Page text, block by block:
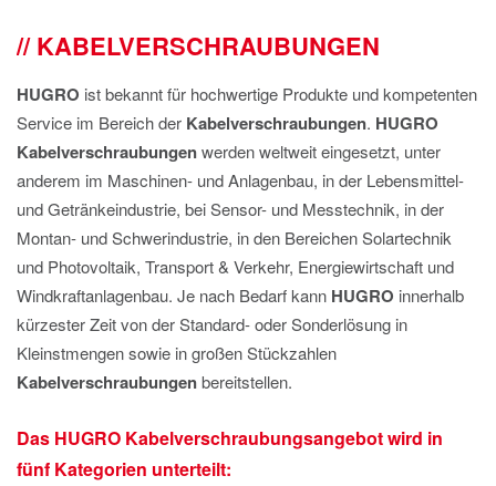
DATENSCHUTZ
KABELVERSCHRAUBUNGEN
HUGRO ist bekannt für hochwertige Produkte und kompetenten
Service im Bereich der Kabelverschraubungen. HUGRO
Kabelverschraubungenwerden weltweit eingesetzt, unter
anderem im Maschinen- und Anlagenbau, in der Lebensmittel-
und Getränkeindustrie, bei Sensor- und Messtechnik, in der
Montan- und Schwerindustrie, in den Bereichen Solartechnik
und Photovoltaik, Transport & Verkehr, Energiewirtschaft und
Windkraftanlagenbau. Je nach Bedarf kann HUGRO innerhalb
kürzester Zeit von der Standard- oder Sonderlösung in
Kleinstmengen sowie in großen Stückzahlen
Kabelverschraubungenbereitstellen.
Das HUGRO Kabelverschraubungsangebot wird in
fünf Kategorien unterteilt: